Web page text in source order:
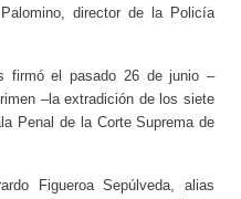
director de la Policía
firmó el pasado 26 de junio –
–la extradición de los siete
Penal de la Corte Suprema de
Figueroa Sepúlveda, alias